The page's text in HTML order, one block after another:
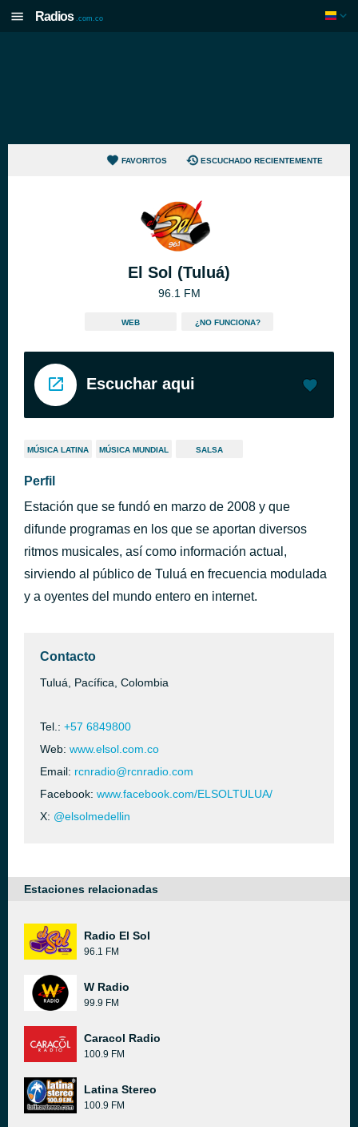
Radios .com.co
FAVORITOS ESCUCHADO RECIENTEMENTE
El Sol (Tuluá)
96.1 FM
WEB ¿NO FUNCIONA?
Escuchar aqui
MÚSICA LATINA MÚSICA MUNDIAL SALSA
Perfil
Estación que se fundó en marzo de 2008 y que
difunde programas en los que se aportan diversos
ritmos musicales, así como información actual,
sirviendo al público de Tuluá en frecuencia modulada
y a oyentes del mundo entero en internet.
Contacto
Tuluá, Pacífica, Colombia
Tel.: +57 6849800
Web: www.elsol.com.co
Email: rcnradio@rcnradio.com
Facebook: www.facebook.com/ELSOLTULUA/
X: @elsolmedellin
Estaciones relacionadas
Radio El Sol
96.1 FM
W Radio
99.9 FM
Caracol Radio
100.9 FM
Latina Stereo
100.9 FM